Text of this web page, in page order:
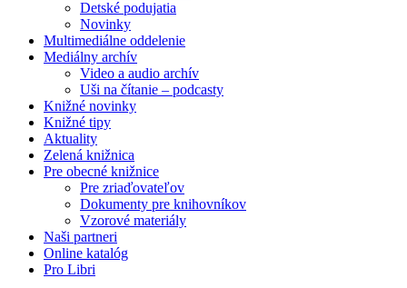
Detské podujatia
Novinky
Multimediálne oddelenie
Mediálny archív
Video a audio archív
Uši na čítanie – podcasty
Knižné novinky
Knižné tipy
Aktuality
Zelená knižnica
Pre obecné knižnice
Pre zriaďovateľov
Dokumenty pre knihovníkov
Vzorové materiály
Naši partneri
Online katalóg
Pro Libri